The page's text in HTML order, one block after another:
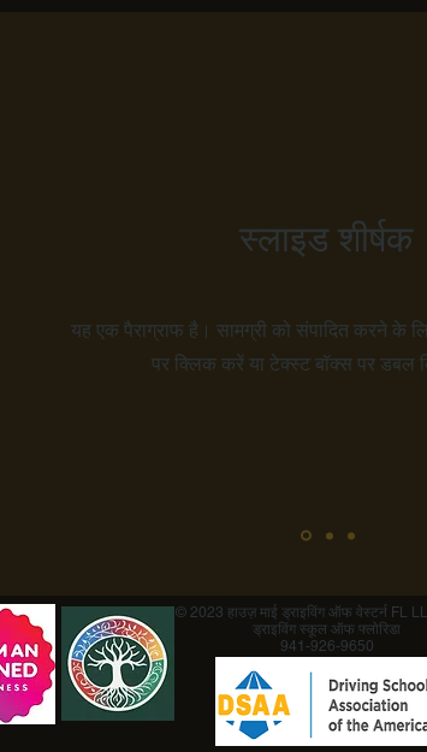
स्लाइड शीर्षक
यह एक पैराग्राफ है। सामग्री को संपादित करने के
पर क्लिक करें या टेक्स्ट बॉक्स पर डबल
© 2023 हाउज़ माई ड्राइविंग ऑफ वेस्टर्न FL
ड्राइविंग स्कूल ऑफ फ्लोरिडा
941-926-9650